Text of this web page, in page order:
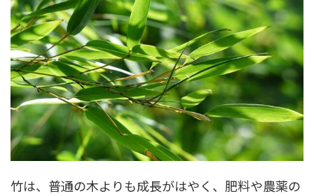
竹は、普通の木よりも成長がはやく、肥料や農薬の